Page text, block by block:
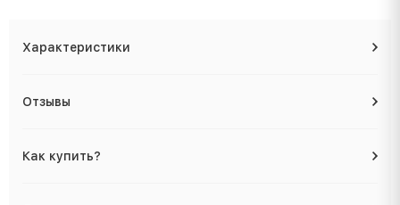
Характеристики
Отзывы
Как купить?